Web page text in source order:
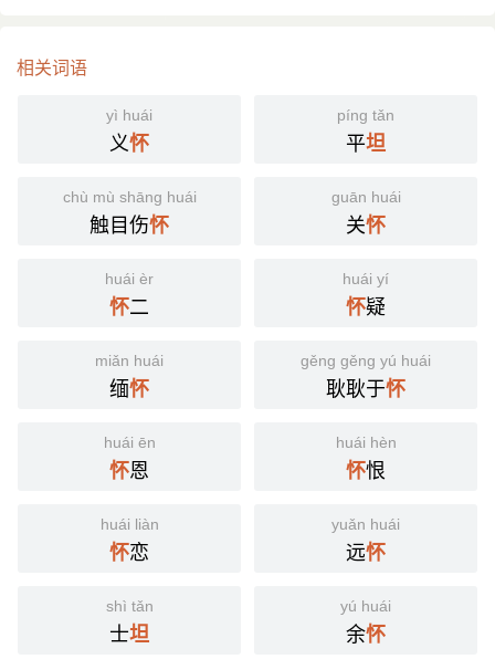
《文选·王俭·褚渊碑文并序》：「自非坦怀至公，永
鉴崇替，孰能光辅五君，寅亮二代者哉！」
分字解释
相关词语
yì huái
义怀
píng tǎn
平坦
chù mù shāng huái
触目伤怀
guān huái
关怀
huái èr
怀二
huái yí
怀疑
miǎn huái
缅怀
gěng gěng yú huái
耿耿于怀
huái ēn
怀恩
huái hèn
怀恨
huái liàn
怀恋
yuǎn huái
远怀
shì tǎn
士坦
yú huái
余怀